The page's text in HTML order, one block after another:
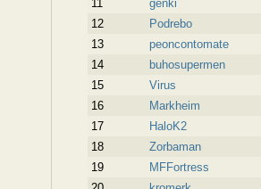
11
genki
12
Podrebo
13
peoncontomate
14
buhosupermen
15
Virus
16
Markheim
17
HaloK2
18
Zorbaman
19
MFFortress